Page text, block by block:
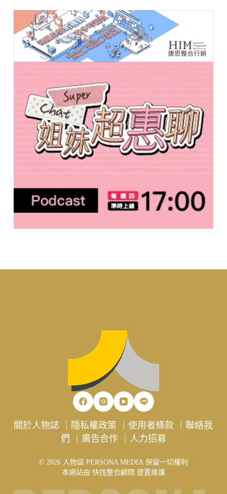
關於人物誌 隱私權政策 ｜使用者條款 ｜聯絡我
們
廣告合作｜ 人力招募
© 2026 人物誌 PERSONA MEDIA 保留一切權利
本網站由 快找整合顧問 建置維護